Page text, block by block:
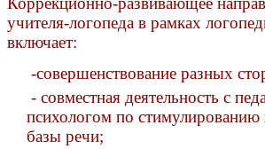
учителя-логопеда в рамках
включает:
-совершенствование разных
- совместная деятельность с
психологом по стимулированию
базы речи;